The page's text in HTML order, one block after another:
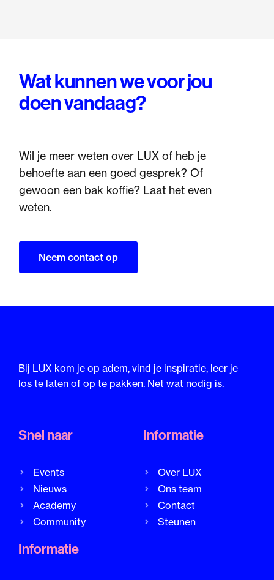
Wat kunnen we voor jou
doen vandaag?
Wil je meer weten over LUX of heb je
behoefte aan een goed gesprek? Of
gewoon een bak koffie? Laat het even
weten.
Neem contact op
Bij LUX kom je op adem, vind je inspiratie, leer je
los te laten of op te pakken. Net wat nodig is.
Snel naar
Events
Nieuws
Academy
Community
Informatie
Over LUX
Ons team
Contact
Steunen
Informatie